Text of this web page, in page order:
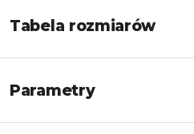
Tabela rozmiarów
Parametry